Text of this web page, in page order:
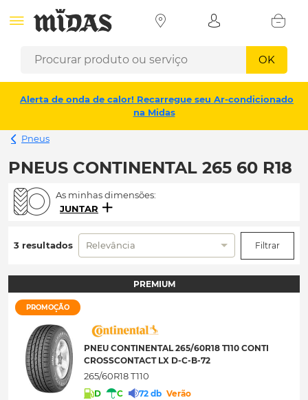
OK
Alerta de onda de calor! Recarregue seu Ar-condicionado
na Midas
Pneus
PNEUS CONTINENTAL 265 60 R18
As minhas dimensões:
JUNTAR
3 resultados Relevância Filtrar
PREMIUM
PROMOÇÃO
PNEU CONTINENTAL 265/60R18 T110 CONTI
CROSSCONTACT LX D-C-B-72
265/60R18 T110
D C 72 db Verão